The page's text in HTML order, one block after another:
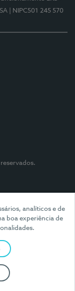
analíticos e de
boa experiência de
| NIPC501 245 570